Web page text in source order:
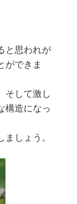
と思われが
ができま
そして激し
構造になっ
しょう。